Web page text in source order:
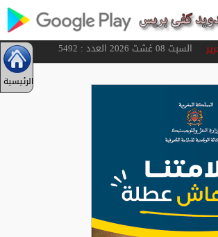
السبت 08 غشت 2026 العدد : 5492
الرئيسية